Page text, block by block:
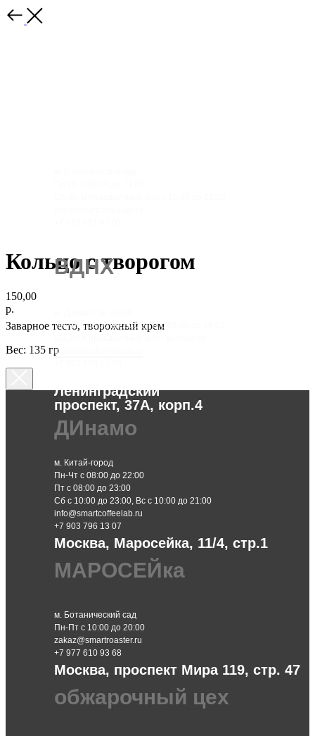
Кольцо с творогом
150,00
р.
Заварное тесто, творожный крем
Вес: 135 гр
ВДНХ
Пн-Чт с 08:00 до 20:00, Пт с 08:00 до 19:00
info@smartcoffeelab.ru
Ленинградский
проспект, 37А, корп.4
ДИнамо
м. Китай-город
Пн-Чт с 08:00 до 22:00
Пт с 08:00 до 23:00
Сб с 10:00 до 23:00, Вс с 10:00 до 21:00
info@smartcoffeelab.ru
+7 903 796 13 07
Москва, Маросейка, 11/4, стр.1
МАРОСЕЙка
м. Ботанический сад
Пн-Пт с 10:00 до 20:00
zakaz@smartroaster.ru
+7 977 610 93 68
Москва, проспект Мира 119, стр. 47
обжарочный цех